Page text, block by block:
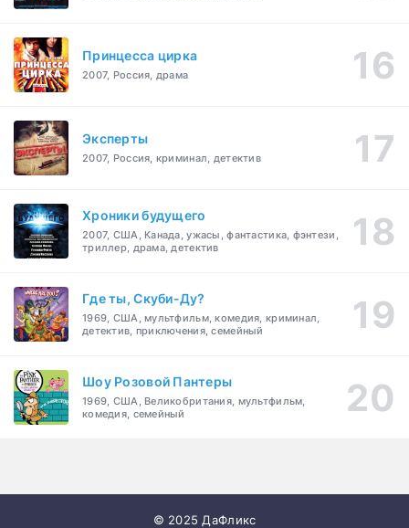
Принцесса цирка
2007, Россия, драма
Эксперты
2007, Россия, криминал, детектив
Хроники будущего
2007, США, Канада, ужасы, фантастика, фэнтези,
триллер, драма, детектив
Где ты, Скуби-Ду?
1969, США, мультфильм, комедия, криминал,
детектив, приключения, семейный
Шоу Розовой Пантеры
1969, США, Великобритания, мультфильм,
комедия, семейный
© 2025 ДаФликс